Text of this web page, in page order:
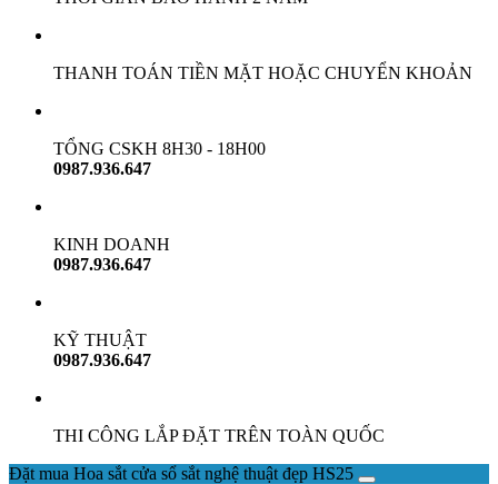
THANH TOÁN TIỀN MẶT HOẶC CHUYỂN KHOẢN
TỔNG CSKH 8H30 - 18H00
0987.936.647
KINH DOANH
0987.936.647
KỸ THUẬT
0987.936.647
THI CÔNG LẮP ĐẶT TRÊN TOÀN QUỐC
Đặt mua Hoa sắt cửa sổ sắt nghệ thuật đẹp HS25